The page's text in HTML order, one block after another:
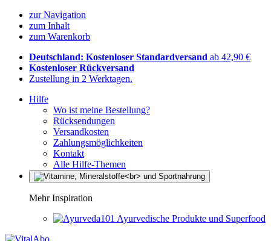
zur Navigation
zum Inhalt
zum Warenkorb
Deutschland: Kostenloser Standardversand ab 42,90 €
Kostenloser Rückversand
Zustellung in 2 Werktagen.
Hilfe
Wo ist meine Bestellung?
Rücksendungen
Versandkosten
Zahlungsmöglichkeiten
Kontakt
Alle Hilfe-Themen
Mehr Inspiration
Ayurvedische Produkte und Superfood